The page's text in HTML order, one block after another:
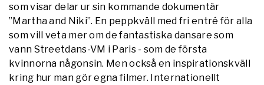
som visar delar ur sin kommande dokumentär
”Martha and Niki”. En peppkväll med fri entré för alla
som vill veta mer om de fantastiska dansare som
vann Streetdans-­VM i Paris -­ som de första
kvinnorna någonsin. Men också en inspirationskväll
kring hur man gör egna filmer. Internationellt